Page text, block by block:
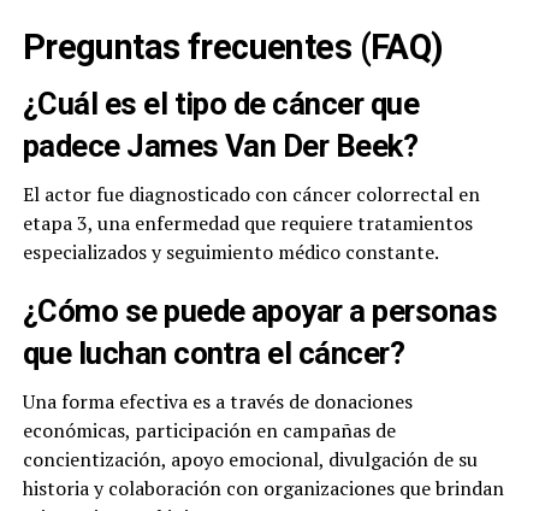
Preguntas frecuentes (FAQ)
¿Cuál es el tipo de cáncer que
padece James Van Der Beek?
El actor fue diagnosticado con cáncer colorrectal en
etapa 3, una enfermedad que requiere tratamientos
especializados y seguimiento médico constante.
¿Cómo se puede apoyar a personas
que luchan contra el cáncer?
Una forma efectiva es a través de donaciones
económicas, participación en campañas de
concientización, apoyo emocional, divulgación de su
historia y colaboración con organizaciones que brindan